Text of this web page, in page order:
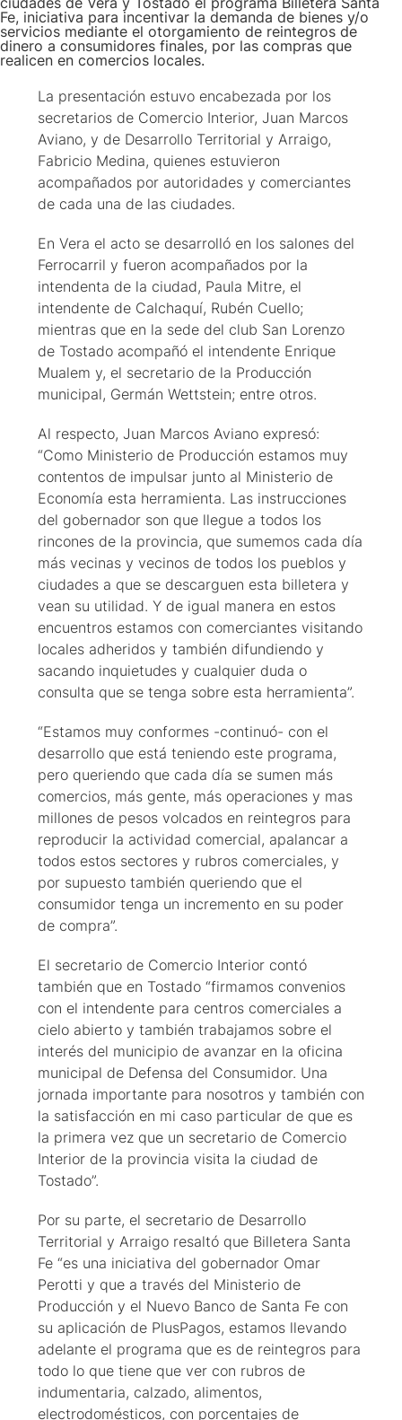
Fe, iniciativa para incentivar la demanda de bienes y/o
servicios mediante el otorgamiento de reintegros de
dinero a consumidores finales, por las compras que
realicen en comercios locales.
La presentación estuvo encabezada por los
secretarios de Comercio Interior, Juan Marcos
Aviano, y de Desarrollo Territorial y Arraigo,
Fabricio Medina, quienes estuvieron
acompañados por autoridades y comerciantes
de cada una de las ciudades.
En Vera el acto se desarrolló en los salones del
Ferrocarril y fueron acompañados por la
intendenta de la ciudad, Paula Mitre, el
intendente de Calchaquí, Rubén Cuello;
mientras que en la sede del club San Lorenzo
de Tostado acompañó el intendente Enrique
Mualem y, el secretario de la Producción
municipal, Germán Wettstein; entre otros.
Al respecto, Juan Marcos Aviano expresó:
“Como Ministerio de Producción estamos muy
contentos de impulsar junto al Ministerio de
Economía esta herramienta. Las instrucciones
del gobernador son que llegue a todos los
rincones de la provincia, que sumemos cada día
más vecinas y vecinos de todos los pueblos y
ciudades a que se descarguen esta billetera y
vean su utilidad. Y de igual manera en estos
encuentros estamos con comerciantes visitando
locales adheridos y también difundiendo y
sacando inquietudes y cualquier duda o
consulta que se tenga sobre esta herramienta”.
“Estamos muy conformes -continuó- con el
desarrollo que está teniendo este programa,
pero queriendo que cada día se sumen más
comercios, más gente, más operaciones y mas
millones de pesos volcados en reintegros para
reproducir la actividad comercial, apalancar a
todos estos sectores y rubros comerciales, y
por supuesto también queriendo que el
consumidor tenga un incremento en su poder
de compra”.
El secretario de Comercio Interior contó
también que en Tostado “firmamos convenios
con el intendente para centros comerciales a
cielo abierto y también trabajamos sobre el
interés del municipio de avanzar en la oficina
municipal de Defensa del Consumidor. Una
jornada importante para nosotros y también con
la satisfacción en mi caso particular de que es
la primera vez que un secretario de Comercio
Interior de la provincia visita la ciudad de
Tostado”.
Por su parte, el secretario de Desarrollo
Territorial y Arraigo resaltó que Billetera Santa
Fe “es una iniciativa del gobernador Omar
Perotti y que a través del Ministerio de
Producción y el Nuevo Banco de Santa Fe con
su aplicación de PlusPagos, estamos llevando
adelante el programa que es de reintegros para
todo lo que tiene que ver con rubros de
indumentaria, calzado, alimentos,
electrodomésticos, con porcentajes de